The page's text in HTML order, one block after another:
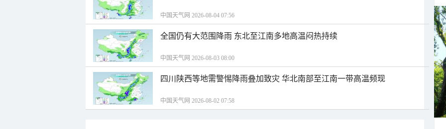
中国天气网 2026-08-04 07:56
全国仍有大范围降雨 东北至江南多地高温闷热持续
中国天气网 2026-08-03 08:00
四川陕西等地需警惕降雨叠加致灾 华北南部至江南一带高温频现
中国天气网 2026-08-02 07:58